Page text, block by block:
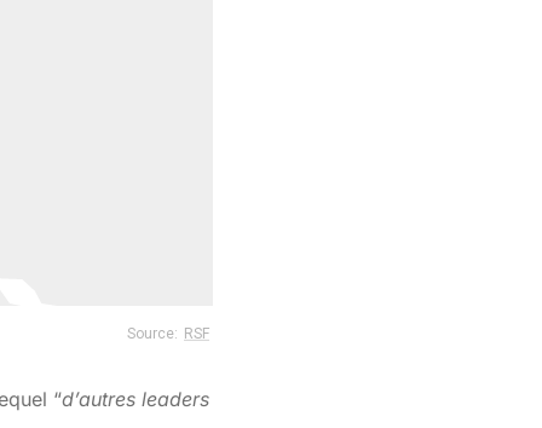
“d’autres leaders